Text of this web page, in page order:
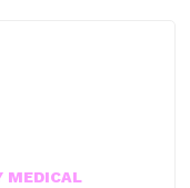
MEDICAL